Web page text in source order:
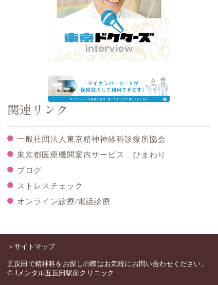
関連リンク
一般社団法人東京精神神経科診療所協会
東京都医療機関案内サービス ひまわり
ブログ
ストレスチェック
オンライン診療/電話診療
＞サイトマップ
五反田で精神科をお探しの際はお気軽にお問い合わせください。
© Jメンタル五反田駅前クリニック